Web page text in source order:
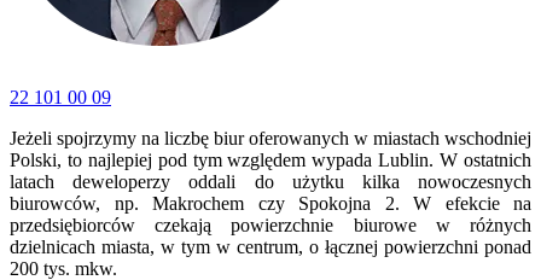
22 101 00 09
Jeżeli spojrzymy na liczbę biur oferowanych w miastach wschodniej
Polski, to najlepiej pod tym względem wypada Lublin. W ostatnich
latach deweloperzy oddali do użytku kilka nowoczesnych
biurowców, np. Makrochem czy Spokojna 2. W efekcie na
przedsiębiorców czekają powierzchnie biurowe w różnych
dzielnicach miasta, w tym w centrum, o łącznej powierzchni ponad
200 tys. mkw.